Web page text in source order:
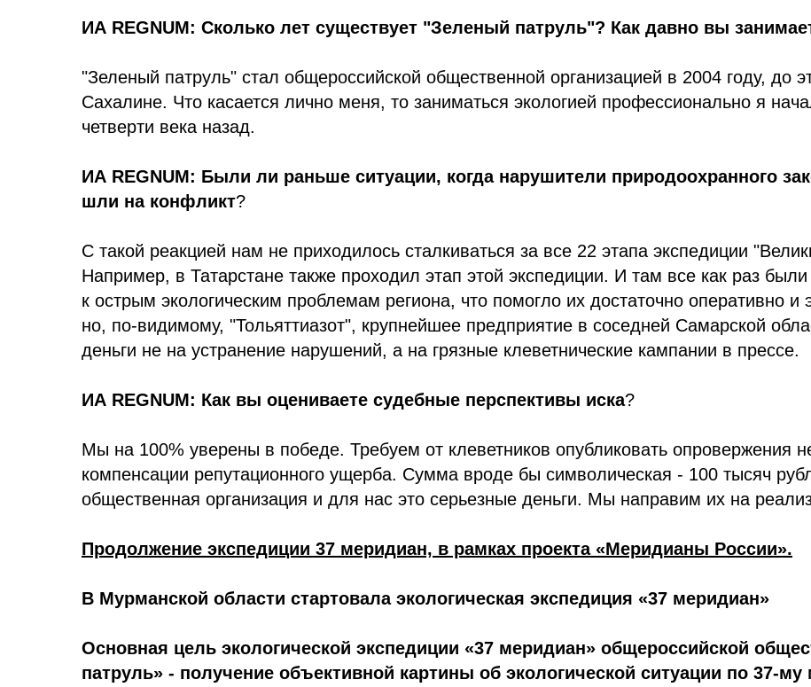
ИА REGNUM: Сколько лет существует "Зеленый патруль"? Как давно вы
"Зеленый патруль" стал общероссийской общественной организацией в 2004 году, до
Сахалине. Что касается лично меня, то заниматься экологией профессионально я
четверти века назад.
ИА REGNUM: Были ли раньше ситуации, когда нарушители природоохранного
шли на конфликт?
С такой реакцией нам не приходилось сталкиваться за все 22 этапа экспедиции
Например, в Татарстане также проходил этап этой экспедиции. И там все как раз
к острым экологическим проблемам региона, что помогло их достаточно оперативно
но, по-видимому, "Тольяттиазот", крупнейшее предприятие в соседней Самарской
деньги не на устранение нарушений, а на грязные клеветнические кампании в прессе.
ИА REGNUM: Как вы оцениваете судебные перспективы иска?
Мы на 100% уверены в победе. Требуем от клеветников опубликовать опровержения
компенсации репутационного ущерба. Сумма вроде бы символическая - 100 тысяч
общественная организация и для нас это серьезные деньги. Мы направим их на
Продолжение экспедиции 37 меридиан, в рамках проекта «Меридианы России».
В Мурманской области стартовала экологическая экспедиция «37 меридиан»
Основная цель экологической экспедиции «37 меридиан» общероссийской
патруль» - получение объективной картины об экологической ситуации по 37-